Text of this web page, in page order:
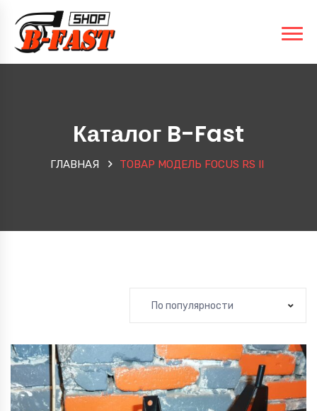
Каталог B-Fast
ГЛАВНАЯ ТОВАР МОДЕЛЬ FOCUS RS II
По популярности